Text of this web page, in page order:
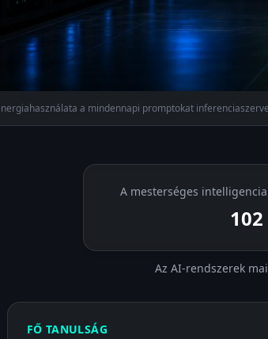
a mindennapi promptokat
A mesterséges
Az AI-rendszerek
FŐ TANULSÁG